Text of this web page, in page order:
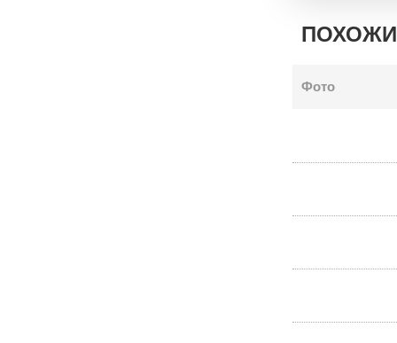
Фото